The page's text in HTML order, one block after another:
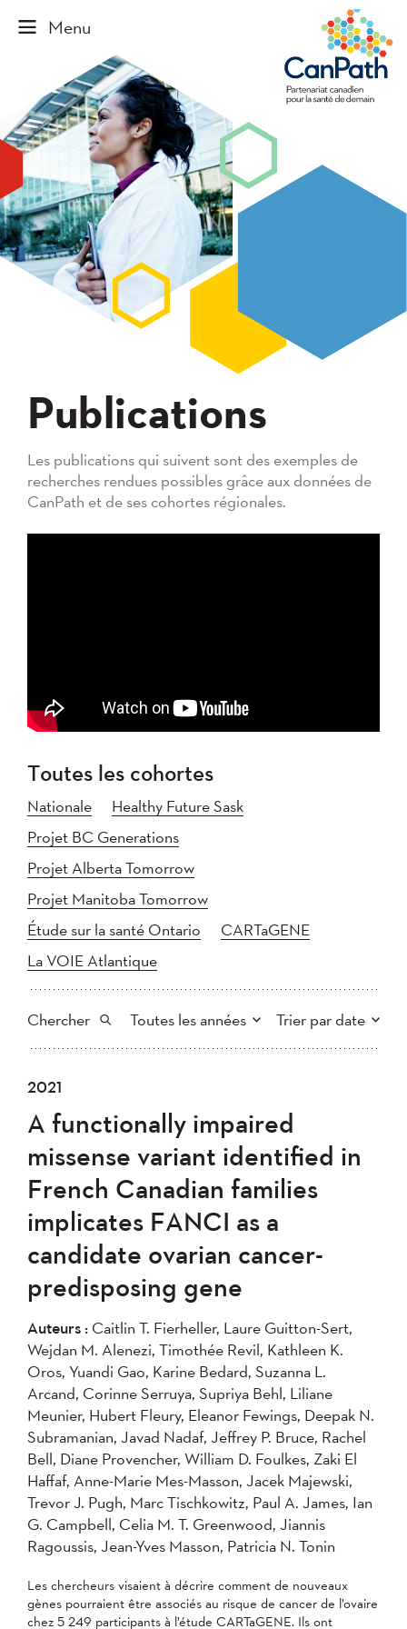
Publications
Les publications qui suivent sont des exemples de
recherches rendues possibles grâce aux données de
CanPath et de ses cohortes régionales.
Toutes les cohortes
Nationale
Healthy Future Sask
Projet BC Generations
Projet Alberta Tomorrow
Projet Manitoba Tomorrow
Étude sur la santé Ontario
CARTaGENE
La VOIE Atlantique
Chercher Toutes les années Trier par date
Tout
2023
2022
2021
2020
2019
2018
2017
2016
2015
2014
2013
2012
2011
2010
2007
2006
2004
Plus récent au plus ancien
Plus ancien au plus récent
Appliquer
2021
A functionally impaired
missense variant identified in
French Canadian families
implicates FANCI as a
candidate ovarian cancer-
predisposing gene
Auteurs : Caitlin T. Fierheller, Laure Guitton-Sert,
Wejdan M. Alenezi, Timothée Revil, Kathleen K.
Oros, Yuandi Gao, Karine Bedard, Suzanna L.
Arcand, Corinne Serruya, Supriya Behl, Liliane
Meunier, Hubert Fleury, Eleanor Fewings, Deepak N.
Subramanian, Javad Nadaf, Jeffrey P. Bruce, Rachel
Bell, Diane Provencher, William D. Foulkes, Zaki El
Haffaf, Anne-Marie Mes-Masson, Jacek Majewski,
Trevor J. Pugh, Marc Tischkowitz, Paul A. James, Ian
G. Campbell, Celia M. T. Greenwood, Jiannis
Ragoussis, Jean-Yves Masson, Patricia N. Tonin
Les chercheurs visaient à décrire comment de nouveaux
gènes pourraient être associés au risque de cancer de l’ovaire
chez 5 249 participants à l’étude CARTaGENE. Ils ont